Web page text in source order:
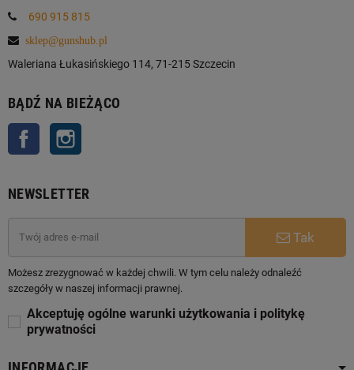
690 915 815
sklep@gunshub.pl
Waleriana Łukasińskiego 114, 71-215 Szczecin
BĄDŹ NA BIEŻĄCO
Facebook
NEWSLETTER
Tak
Możesz zrezygnować w każdej chwili. W tym celu należy odnaleźć
szczegóły w naszej informacji prawnej.
Akceptuję ogólne warunki użytkowania i politykę
prywatności